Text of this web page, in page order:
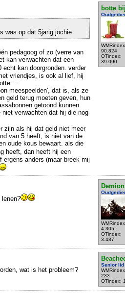
botte
90.824
OTindex:
39.090
was op dat 5jarig jochie
pedagoog of zo (verre van
kan verwachten dat een
kan doorgronden. verder
vriendjes, is ook al lief, hij
meespeelden', dat is, als ze
geld terug moeten geven, hun
getoond kunnen
verwachten dat hij die nog
zijn als hij dat geld niet meer
van 5 heeft, is niet van de
oude kous bewaart. als die
heeft, dan heeft hij een
ergens anders (maar breek mij
Demion
4.305
OTindex:
3.487
lenen?
Senior lid
233
OTindex:
wat is het probleem?